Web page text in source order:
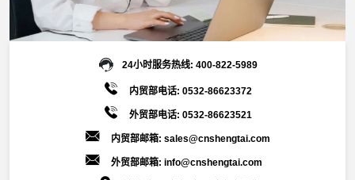
24小时服务热线: 400-822-5989
内贸部电话: 0532-86623372
外贸部电话: 0532-86623521
内贸部邮箱: sales@cnshengtai.com
外贸部邮箱: info@cnshengtai.com